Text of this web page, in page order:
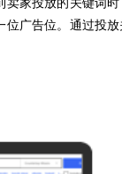
广告位。通过投